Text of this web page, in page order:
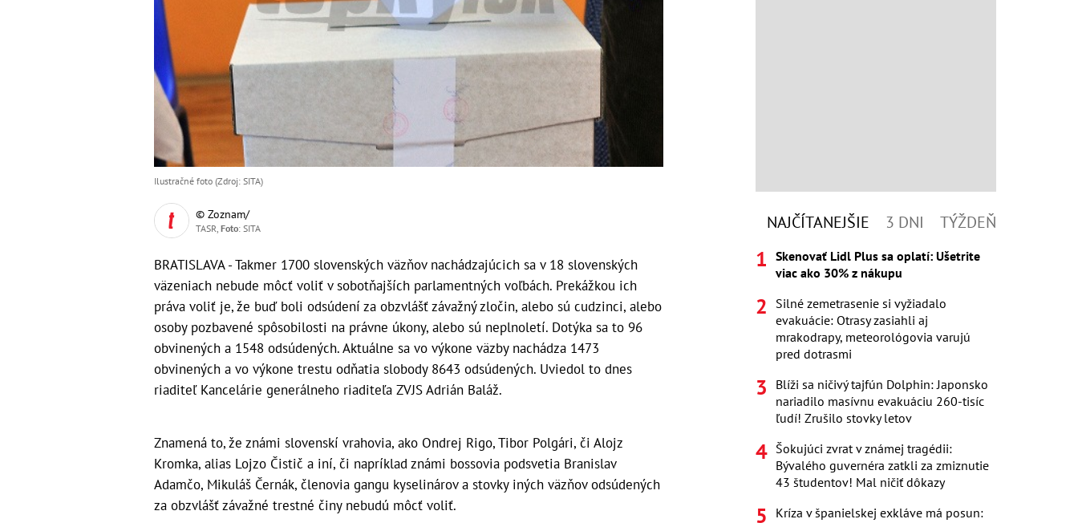
Ilustračné foto (Zdroj: SITA)
© Zoznam/
TASR, Foto: SITA
BRATISLAVA - Takmer 1700 slovenských väzňov nachádzajúcich sa v 18 slovenských
väzeniach nebude môcť voliť v sobotňajších parlamentných voľbách. Prekážkou ich
práva voliť je, že buď boli odsúdení za obzvlášť závažný zločin, alebo sú cudzinci, alebo
osoby pozbavené spôsobilosti na právne úkony, alebo sú neplnoletí. Dotýka sa to 96
obvinených a 1548 odsúdených. Aktuálne sa vo výkone väzby nachádza 1473
obvinených a vo výkone trestu odňatia slobody 8643 odsúdených. Uviedol to dnes
riaditeľ Kancelárie generálneho riaditeľa ZVJS Adrián Baláž.
Znamená to, že známi slovenskí vrahovia, ako Ondrej Rigo, Tibor Polgári, či Alojz
Kromka, alias Lojzo Čistič a iní, či napríklad známi bossovia podsvetia Branislav
Adamčo, Mikuláš Černák, členovia gangu kyselinárov a stovky iných väzňov odsúdených
za obzvlášť závažné trestné činy nebudú môcť voliť.
NAJČÍTANEJŠIE 3 DNI TÝŽDEŇ
Skenovať Lidl Plus sa oplatí: Ušetrite
viac ako 30% z nákupu
Silné zemetrasenie si vyžiadalo
evakuácie: Otrasy zasiahli aj
mrakodrapy, meteorológovia varujú
pred dotrasmi
Blíži sa ničivý tajfún Dolphin: Japonsko
nariadilo masívnu evakuáciu 260-tisíc
ľudí! Zrušilo stovky letov
Šokujúci zvrat v známej tragédii:
Bývalého guvernéra zatkli za zmiznutie
43 študentov! Mal ničiť dôkazy
Kríza v španielskej exkláve má posun: